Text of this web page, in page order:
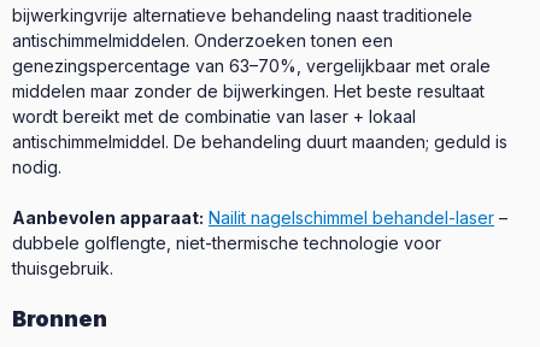
bijwerkingvrije alternatieve behandeling naast traditionele
antischimmelmiddelen. Onderzoeken tonen een
genezingspercentage van 63–70%, vergelijkbaar met orale
middelen maar zonder de bijwerkingen. Het beste resultaat
wordt bereikt met de combinatie van laser + lokaal
antischimmelmiddel. De behandeling duurt maanden; geduld is
nodig.
Aanbevolen apparaat: Nailit nagelschimmel behandel-laser –
dubbele golflengte, niet-thermische technologie voor
thuisgebruik.
Bronnen